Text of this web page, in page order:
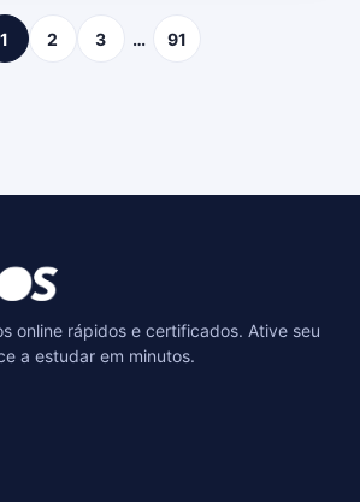
1 2 3 … 91
online rápidos e certificados. Ative seu
a estudar em minutos.